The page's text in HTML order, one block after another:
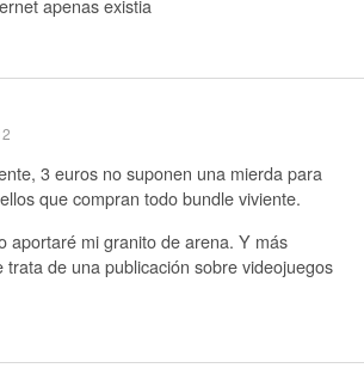
apenas existia
3 euros no suponen una mierda para
que compran todo bundle viviente.
aportaré mi granito de arena. Y más
trata de una publicación sobre videojuegos